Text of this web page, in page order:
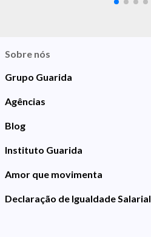
Sobre nós
Grupo Guarida
Agências
Blog
Instituto Guarida
Amor que movimenta
Declaração de Igualdade Salarial